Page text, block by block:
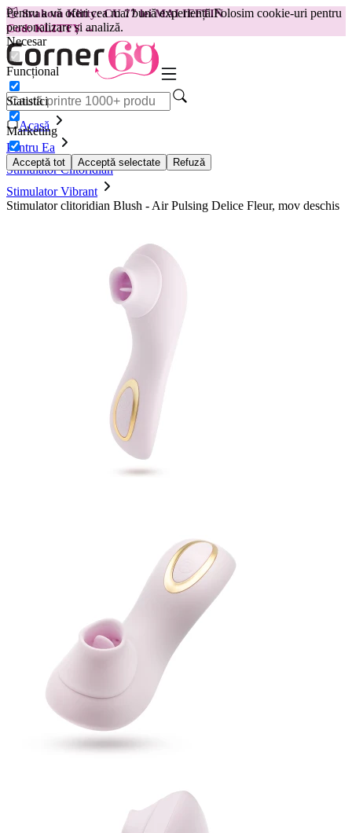
Pentru a vă oferi cea mai bună experiență.Folosim cookie-uri pentru
personalizare și analiză.
Necesar
Funcțional
Statistici
Marketing
Acceptă tot Acceptă selectate Refuză
😽Svakom Klitty: CU 77 lei MAI IEFTIN
Cod: KLITTY →
Acasă
Pentru Ea
Stimulator Clitoridian
Stimulator Vibrant
Stimulator clitoridian Blush - Air Pulsing Delice Fleur, mov deschis